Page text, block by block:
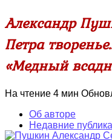
Александр
Петра
«Медный
На чтение 4 мин
Об авторе
Недавние